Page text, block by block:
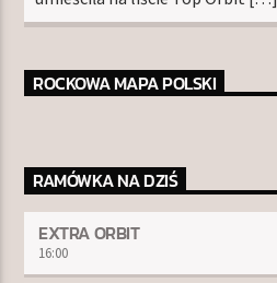
ROCKOWA MAPA POLSKI
RAMÓWKA NA DZIŚ
EXTRA ORBIT
16:00